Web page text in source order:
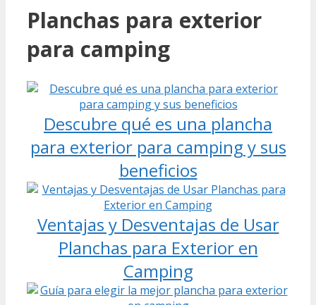
Planchas para exterior
para camping
Descubre qué es una plancha
para exterior para camping y sus
beneficios
Ventajas y Desventajas de Usar
Planchas para Exterior en
Camping